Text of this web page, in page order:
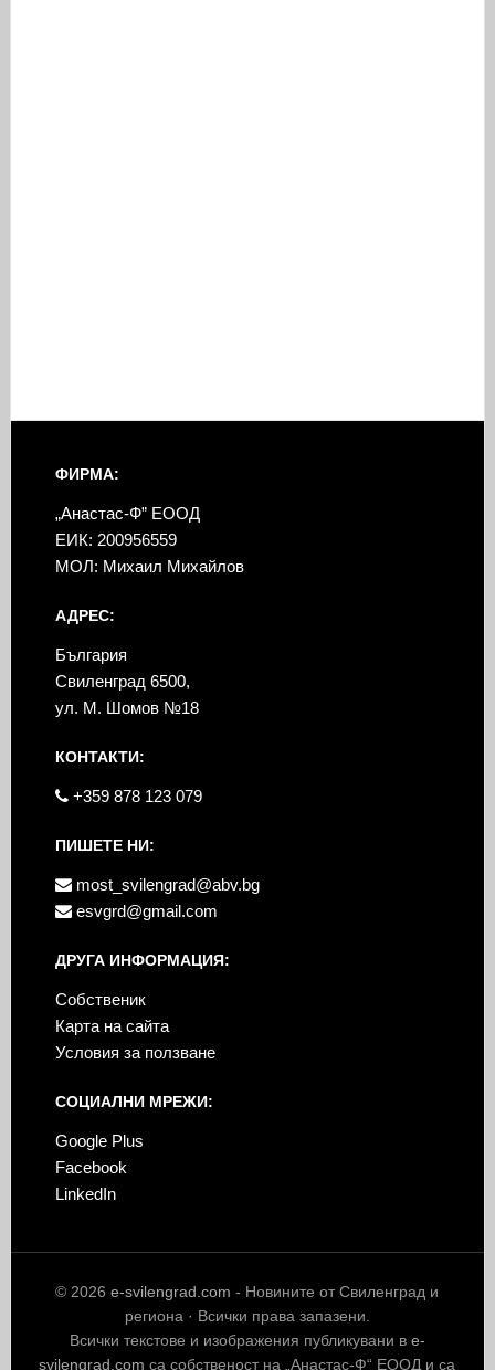
ФИРМА:
„Анастас-Ф” ЕООД
ЕИК: 200956559
МОЛ: Михаил Михайлов
АДРЕС:
България
Свиленград 6500,
ул. М. Шомов №18
КОНТАКТИ:
+359 878 123 079
ПИШЕТЕ НИ:
most_svilengrad@abv.bg
esvgrd@gmail.com
ДРУГА ИНФОРМАЦИЯ:
Собственик
Карта на сайта
Условия за ползване
СОЦИАЛНИ МРЕЖИ:
Google Plus
Facebook
LinkedIn
© 2026e-svilengrad.com - Новините от Свиленград и
региона · Всички права запазени.
Всички текстове и изображения публикувани в e-
svilengrad.com са собственост на „Анастас-Ф“ ЕООД и са